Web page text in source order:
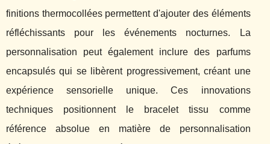
finitions thermocollées permettent d'ajouter des éléments
réfléchissants pour les événements nocturnes. La
personnalisation peut également inclure des parfums
encapsulés qui se libèrent progressivement, créant une
expérience sensorielle unique. Ces innovations
techniques positionnent le bracelet tissu comme
référence absolue en matière de personnalisation